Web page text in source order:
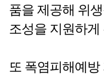
품을 제공해 위
조성을 지원하게
또 폭염피해예